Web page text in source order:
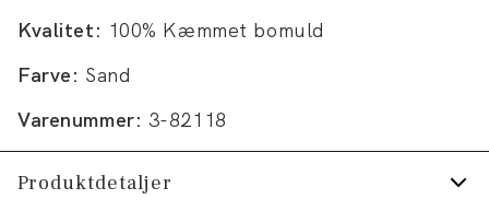
Kvalitet: 100% Kæmmet bomuld
Farve: Sand
Varenummer: 3-82118
Produktdetaljer